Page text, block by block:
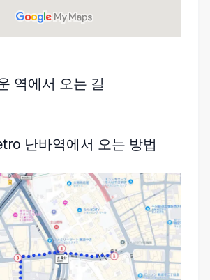
역에서 오는 길
난바역에서 오는 방법